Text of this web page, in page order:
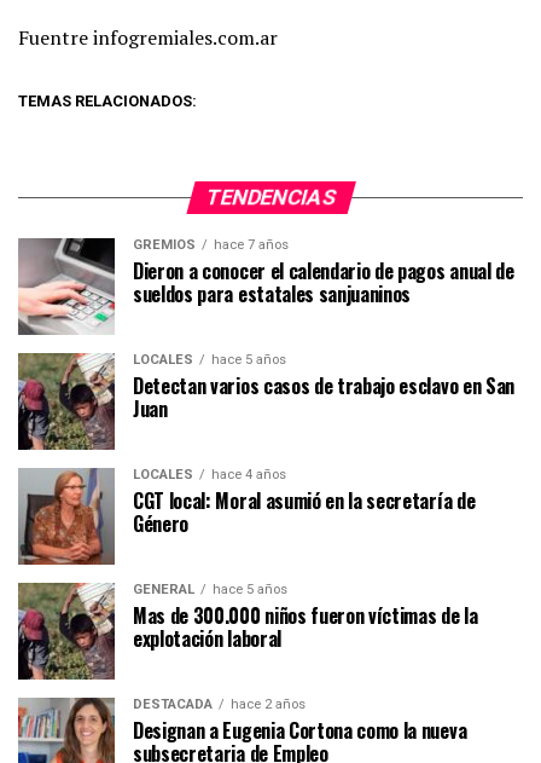
Fuentre infogremiales.com.ar
TEMAS RELACIONADOS:
TENDENCIAS
GREMIOS hace 7 años
Dieron a conocer el calendario de pagos anual de
sueldos para estatales sanjuaninos
LOCALES hace 5 años
Detectan varios casos de trabajo esclavo en San
Juan
LOCALES hace 4 años
CGT local: Moral asumió en la secretaría de
Género
GENERAL hace 5 años
Mas de 300.000 niños fueron víctimas de la
explotación laboral
DESTACADA hace 2 años
Designan a Eugenia Cortona como la nueva
subsecretaria de Empleo